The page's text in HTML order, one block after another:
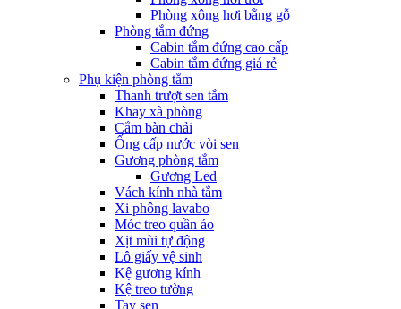
Phòng xông hơi bằng gỗ
Phòng tắm đứng
Cabin tắm đứng cao cấp
Cabin tắm đứng giá rẻ
Phụ kiện phòng tắm
Thanh trượt sen tắm
Khay xà phòng
Cắm bàn chải
Ống cấp nước vòi sen
Gương phòng tắm
Gương Led
Vách kính nhà tắm
Xi phông lavabo
Móc treo quần áo
Xịt mùi tự động
Lô giấy vệ sinh
Kệ gương kính
Kệ treo tường
Tay sen